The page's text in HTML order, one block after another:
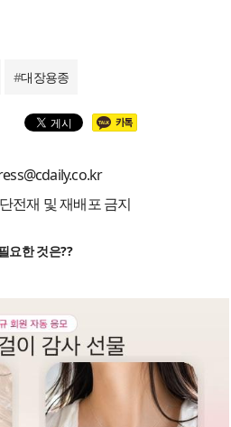
#대장용종
전재 및 재배포 금지
요한 것은??